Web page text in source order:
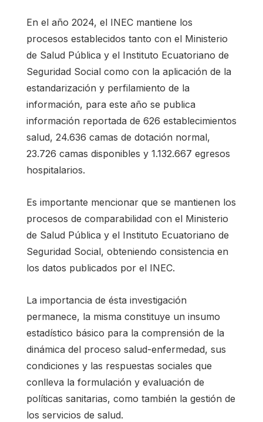
En el año 2024, el INEC mantiene los
procesos establecidos tanto con el Ministerio
de Salud Pública y el Instituto Ecuatoriano de
Seguridad Social como con la aplicación de la
estandarización y perfilamiento de la
información, para este año se publica
información reportada de 626 establecimientos
salud, 24.636 camas de dotación normal,
23.726 camas disponibles y 1.132.667 egresos
hospitalarios.
Es importante mencionar que se mantienen los
procesos de comparabilidad con el Ministerio
de Salud Pública y el Instituto Ecuatoriano de
Seguridad Social, obteniendo consistencia en
los datos publicados por el INEC.
La importancia de ésta investigación
permanece, la misma constituye un insumo
estadístico básico para la comprensión de la
dinámica del proceso salud-enfermedad, sus
condiciones y las respuestas sociales que
conlleva la formulación y evaluación de
políticas sanitarias, como también la gestión de
los servicios de salud.